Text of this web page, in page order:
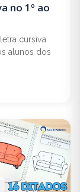
no 1º ao
cursiva
alunos dos